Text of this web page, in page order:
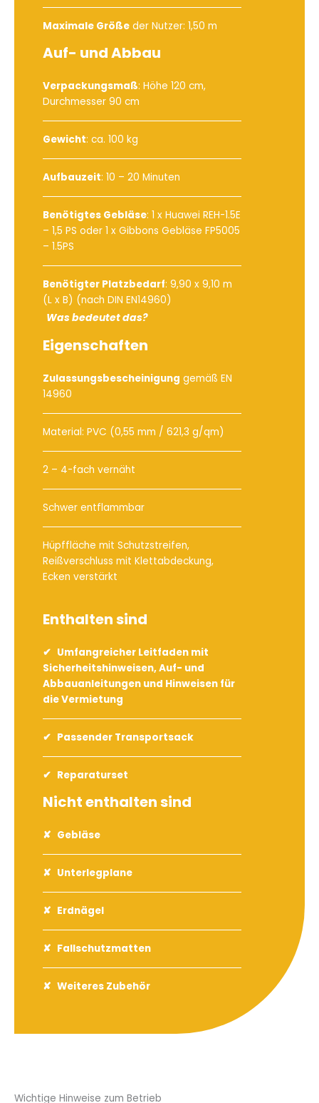
Maximale Größe der Nutzer: 1,50 m
Auf- und Abbau
Verpackungsmaß: Höhe 120 cm,
Durchmesser 90 cm
Gewicht: ca. 100 kg
Aufbauzeit: 10 – 20 Minuten
Benötigtes Gebläse: 1 x Huawei REH-1.5E
– 1,5 PS oder 1 x Gibbons Gebläse FP5005
– 1.5PS
Benötigter Platzbedarf: 9,90 x 9,10 m
(L x B) (nach DIN EN14960)
Was bedeutet das?
Eigenschaften
Zulassungsbescheinigung gemäß EN
14960
Material: PVC (0,55 mm / 621,3 g/qm)
2 – 4-fach vernäht
Schwer entflammbar
Hüpffläche mit Schutzstreifen,
Reißverschluss mit Klettabdeckung,
Ecken verstärkt
Enthalten sind
Umfangreicher Leitfaden mit
Sicherheitshinweisen, Auf- und
Abbauanleitungen und Hinweisen für
die Vermietung
Passender Transportsack
Reparaturset
Nicht enthalten sind
Gebläse
Unterlegplane
Erdnägel
Fallschutzmatten
Weiteres Zubehör
Wichtige Hinweise zum Betrieb